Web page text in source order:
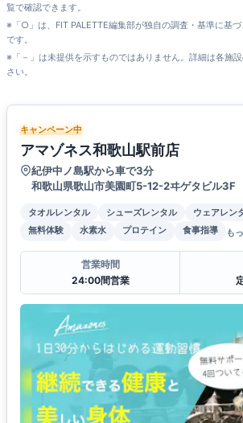
覧で確認できます。
※「○」は、FIT PALETTE編集部が独自の調査・基準に基
です。
※「－」は未提供を示すものではありません。詳細は各施
さい。
キャンペーン中
アマゾネス和歌山駅前店
紀伊中ノ島駅から車で3分
和歌山県歌山市美園町5-12-2ヰゲタビル3F
タオルレンタル シューズレンタル ウェアレン
無料体験
水素水 プロテイン 食事指導 も
営業時間
24:00間営業